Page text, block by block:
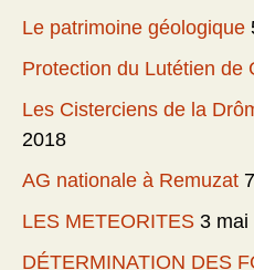
Le patrimoine géologique
Protection du Lutétien de
Les Cisterciens de la
2018
AG nationale à Remuzat
LES METEORITES 3 mai
DÉTERMINATION DES